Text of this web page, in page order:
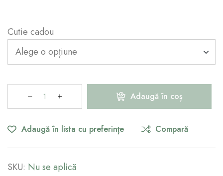
Cutie cadou
Adaugă în coș
Adaugă în lista cu preferințe Compară
SKU: Nu se aplică